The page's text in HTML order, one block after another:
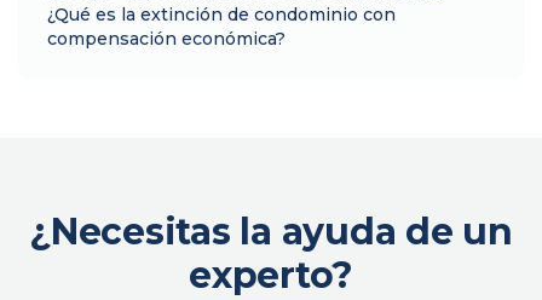
¿Qué es la extinción de condominio con
compensación económica?
¿Necesitas la ayuda de un
experto?